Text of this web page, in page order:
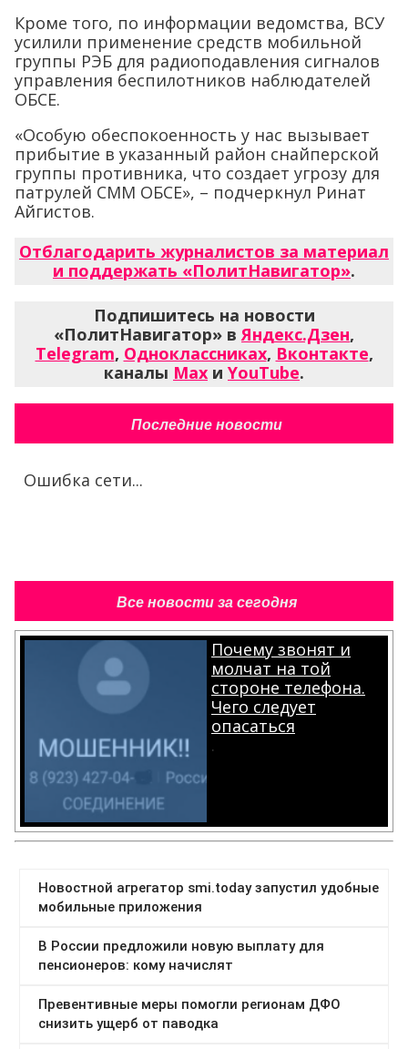
Кроме того, по информации ведомства, ВСУ
усилили применение средств мобильной
группы РЭБ для радиоподавления сигналов
управления беспилотников наблюдателей
ОБСЕ.
«Особую обеспокоенность у нас вызывает
прибытие в указанный район снайперской
группы противника, что создает угрозу для
патрулей СММ ОБСЕ», – подчеркнул Ринат
Айгистов.
Отблагодарить журналистов за материал
и поддержать «ПолитНавигатор».
Подпишитесь на новости
«ПолитНавигатор» вЯндекс.Дзен,
Telegram, Одноклассниках, Вконтакте,
каналы Max и YouTube.
Последние новости
Ошибка сети...
Все новости за сегодня
Почему звонят и
молчат на той
стороне телефона.
Чего следует
опасаться
.